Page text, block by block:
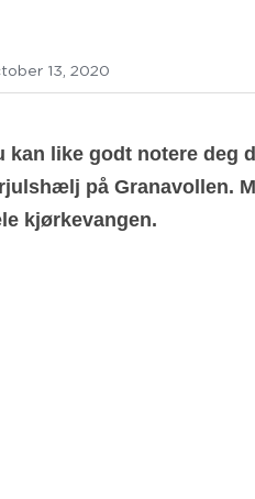
13, 2020
kan like godt notere deg
på Granavollen.
kjørkevangen.